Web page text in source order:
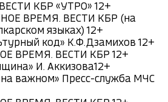
КБР «УТРО» 12+
ВРЕМЯ. ВЕСТИ КБР (на
языках) 12+
код» К.Ф.Дзамихов 12+
ВРЕМЯ. ВЕСТИ КБР 12+
И. Аккизова12+
на важном» Пресс-служба МЧС